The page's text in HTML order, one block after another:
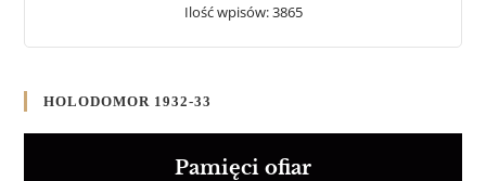
Ilość wpisów: 3865
HOLODOMOR 1932-33
Pamięci ofiar